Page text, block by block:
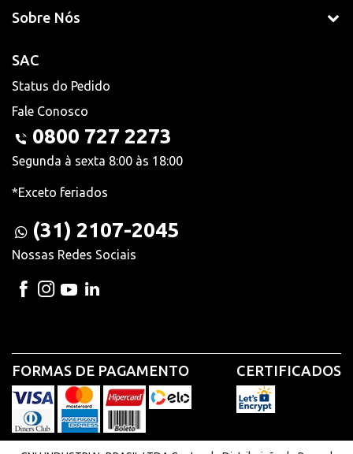
Sobre Nós
SAC
Status do Pedido
Fale Conosco
0800 727 2273
Segunda à sexta 8:00 às 18:00
*Exceto feriados
(31) 2107-2045
Nossas Redes Sociais
FORMAS DE PAGAMENTO CERTIFICADOS